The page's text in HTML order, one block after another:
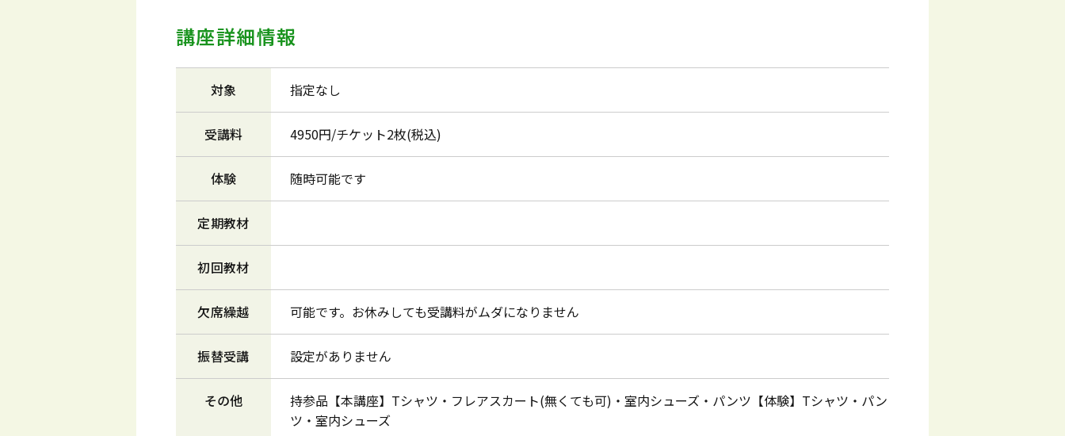
講座詳細情報
対象 指定なし
受講料 4950円/チケット2枚(税込)
体験 随時可能です
定期教材
初回教材
欠席繰越 可能です。お休みしても受講料がムダになりません
振替受講 設定がありません
その他
持参品【本講座】Tシャツ・フレアスカート(無くても可)・室内シューズ・パンツ【体験】Tシャツ・パン
ツ・室内シューズ